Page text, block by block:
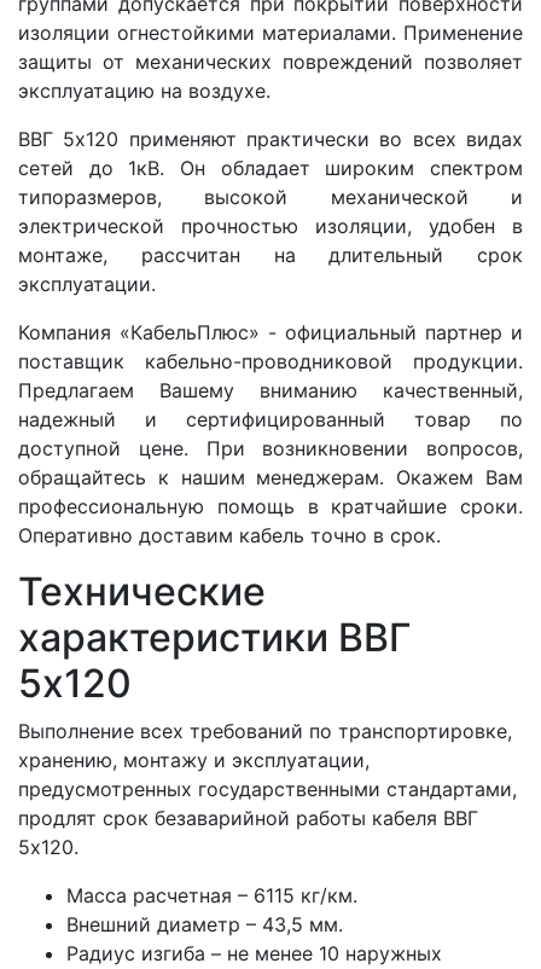
изоляции огнестойкими материалами. Применение
защиты от механических повреждений позволяет
эксплуатацию на воздухе.
ВВГ 5x120 применяют практически во всех видах
сетей до 1кВ. Он обладает широким спектром
типоразмеров, высокой механической и
электрической прочностью изоляции, удобен в
монтаже, рассчитан на длительный срок
эксплуатации.
Компания «КабельПлюс» - официальный партнер и
поставщик кабельно-проводниковой продукции.
Предлагаем Вашему вниманию качественный,
надежный и сертифицированный товар по
доступной цене. При возникновении вопросов,
обращайтесь к нашим менеджерам. Окажем Вам
профессиональную помощь в кратчайшие сроки.
Оперативно доставим кабель точно в срок.
Технические
характеристики ВВГ
5x120
Выполнение всех требований по транспортировке,
хранению, монтажу и эксплуатации,
предусмотренных государственными стандартами,
продлят срок безаварийной работы кабеля ВВГ
5x120.
Масса расчетная – 6115 кг/км.
Внешний диаметр – 43,5 мм.
Радиус изгиба – не менее 10 наружных